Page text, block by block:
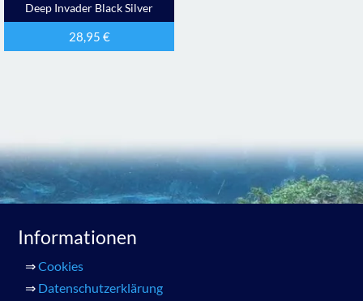
Deep Invader Black Silver
28,95 €
Informationen
⇒Cookies
⇒ Datenschutzerklärung